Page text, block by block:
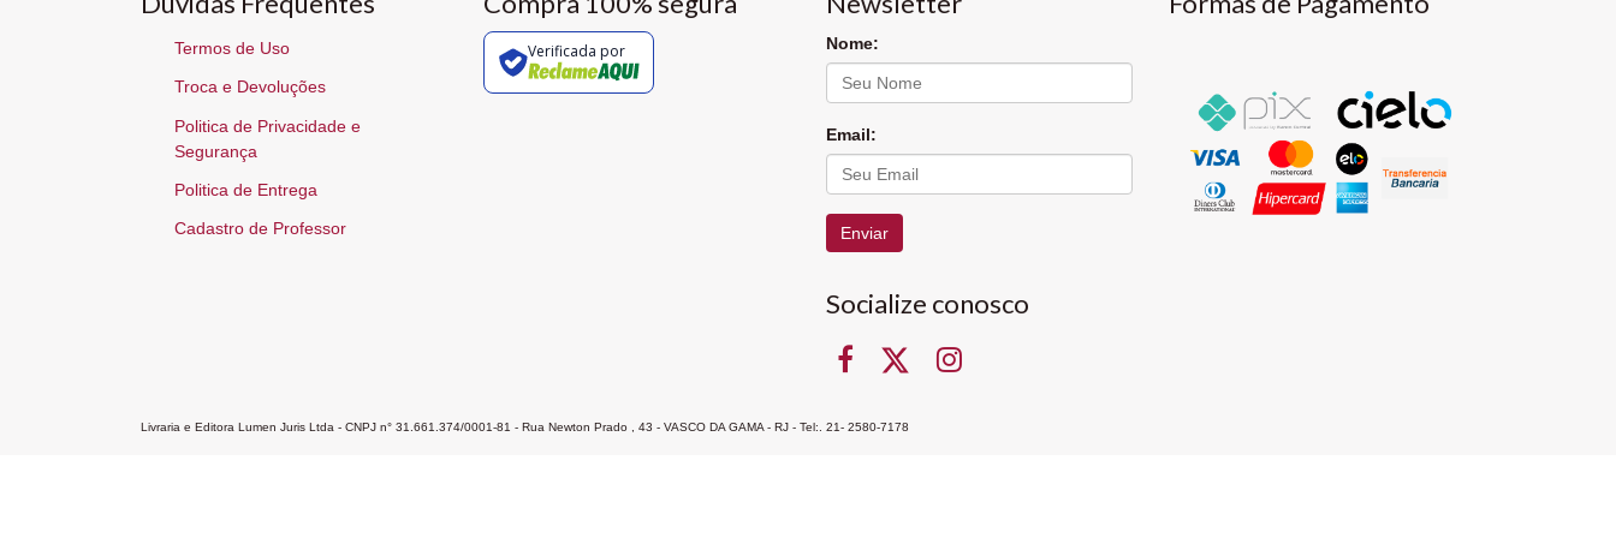
Termos de Uso
Troca e Devoluções
Politica de Privacidade e
Segurança
Politica de Entrega
Cadastro de Professor
Verificada por Nome:
Email:
Enviar
Socialize conosco
Livraria e Editora Lumen Juris Ltda - CNPJ n° 31.661.374/0001-81 - Rua Newton Prado , 43 - VASCO DA GAMA - RJ - Tel:. 21- 2580-7178